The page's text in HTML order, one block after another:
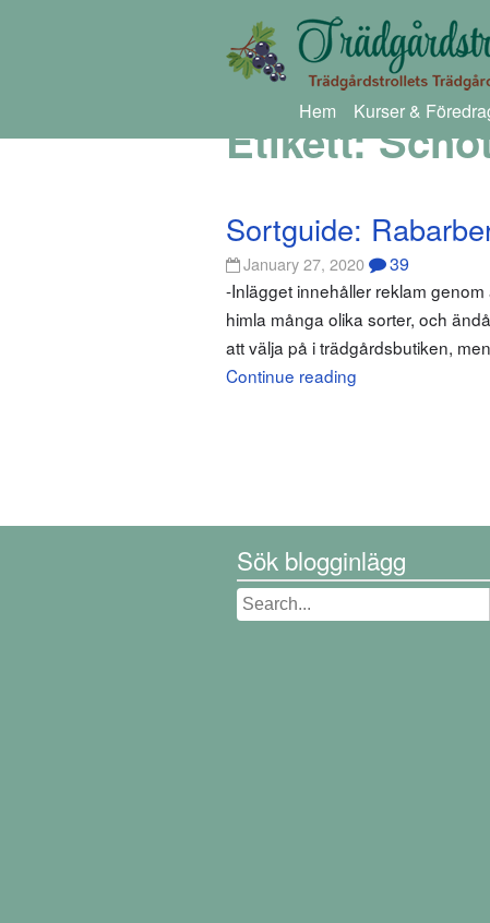
Hem Kurser &
Etikett:
Sortguide:
January 27, 2020 39
-Inlägget innehåller reklam
himla många olika sorter, och
att välja på i trädgårdsbutiken,
Continue reading
Sök blogginlägg